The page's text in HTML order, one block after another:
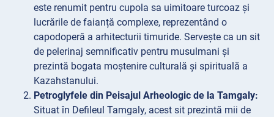
este renumit pentru cupola sa uimitoare turcoaz și
lucrările de faianță complexe, reprezentând o
capodoperă a arhitecturii timuride. Servește ca un sit
de pelerinaj semnificativ pentru musulmani și
prezintă bogata moștenire culturală și spirituală a
Kazahstanului.
Petroglyfele din Peisajul Arheologic de la Tamgaly:
Situat în Defileul Tamgaly, acest sit prezintă mii de